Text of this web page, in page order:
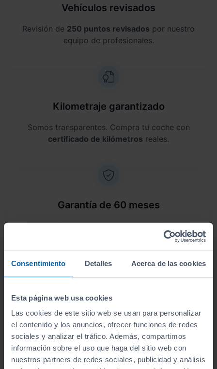
Consentimiento Detalles Acerca de las cookies
Esta página web usa cookies
Las cookies de este sitio web se usan para personalizar
el contenido y los anuncios, ofrecer funciones de redes
sociales y analizar el tráfico. Además, compartimos
información sobre el uso que haga del sitio web con
nuestros partners de redes sociales, publicidad y análisis
Vehículos revisados
Revisión de 250 puntos revisados por nuestro
equipo de profesionales.
Kilometraje garantizado
Somos transparentes. Compra tu coche con
certificado de kilómetros reales.
Garantía de 60 meses
Este vehículo dispone de una garantía de60
Envío a domicilio
Sin desplazamientos,te lo llevamos a casa. Antes
de lo que crees, lo tendrás en tus manos.